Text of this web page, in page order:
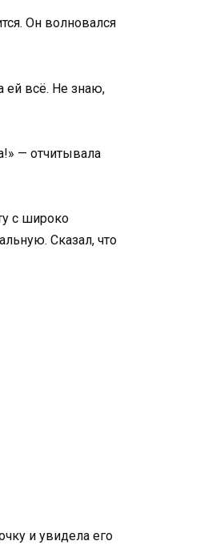
Он волновался
ей всё. Не знаю,
— отчитывала
с широко
Сказал, что
и увидела его